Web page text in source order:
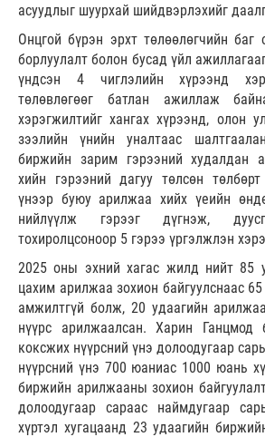
асуудлыг шуурхай шийдвэрлэхийг
Онцгой бүрэн эрхт төлөөлөгчийн баг
борлуулалт болон бусад үйл
үндсэн 4 чиглэлийн хүрээнд
төлөвлөгөөг батлан ажиллаж
хэрэгжилтийг хангах хүрээнд, олон
зээлийн үнийн уналтаас
биржийн зарим гэрээний худалдан
хийн гэрээний дагуу төлсөн төлбөрт
үнээр буюу арилжаа хийх үеийн
нийлүүлж гэрээг дүгнэж,
тохиролцсоноор 5 гэрээ үргэлжлэн
2025 оны эхний хагас жилд нийт 85
цахим арилжаа зохион байгуулснаас
амжилтгүй болж, 20 удаагийн
нүүрс арилжаалсан. Харин Ганцмод
коксжих нүүрсний үнэ долоодугаар
нүүрсний үнэ 700 юаниас 1000 юань
биржийн арилжааны зохион
долоодугаар сараас наймдугаар
хүртэл хугацаанд 23 удаагийн